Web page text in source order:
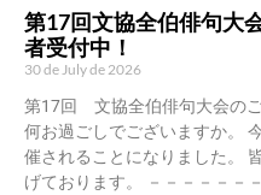
第17回文協全伯俳句大
者受付中！
30 de July de 2026
第17回 文協全伯俳句大会の
何お過ごしでございますか。
催されることになりました。
げております。 －－－－－－